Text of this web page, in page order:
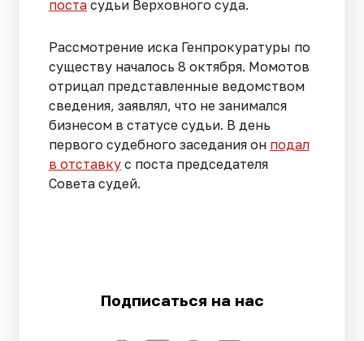
поста судьи Верховного суда.
Рассмотрение иска Генпрокуратуры по
существу началось 8 октября. Момотов
отрицал представленные ведомством
сведения, заявлял, что не занимался
бизнесом в статусе судьи. В день
первого судебного заседания он подал
в отставку с поста председателя
Совета судей.
Подписаться на нас